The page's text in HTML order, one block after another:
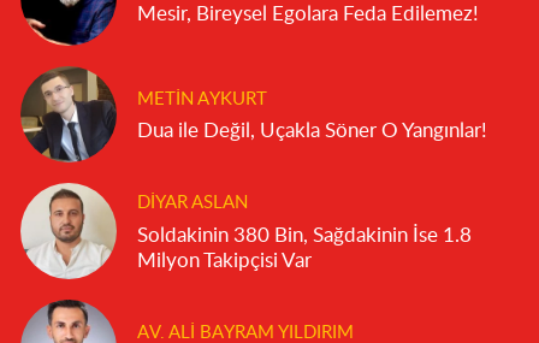
Mesir, Bireysel Egolara Feda Edilemez!
METIN AYKURT
Dua ile Değil, Uçakla Söner O Yangınlar!
DIYAR ASLAN
Soldakinin 380 Bin, Sağdakinin İse 1.8
Milyon Takipçisi Var
AV. ALI BAYRAM YILDIRIM